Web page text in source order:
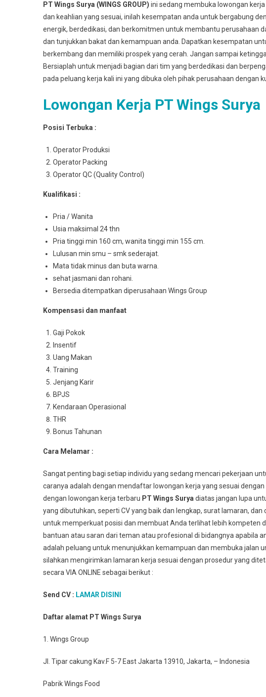
PT Wings Surya (WINGS GROUP) ini sedang membuka lowongan
dan keahlian yang sesuai, inilah kesempatan anda untuk bergabung
energik, berdedikasi, dan berkomitmen untuk membantu perusahaan
dan tunjukkan bakat dan kemampuan anda. Dapatkan kesempatan
berkembang dan memiliki prospek yang cerah. Jangan sampai
Bersiaplah untuk menjadi bagian dari tim yang berdedikasi dan
pada peluang kerja kali ini yang dibuka oleh pihak perusahaan dengan
Lowongan Kerja PT Wings Surya
Posisi Terbuka :
Operator Produksi
Operator Packing
Operator QC (Quality Control)
Kualifikasi :
Pria / Wanita
Usia maksimal 24 thn
Pria tinggi min 160 cm, wanita tinggi min 155 cm.
Lulusan min smu – smk sederajat.
Mata tidak minus dan buta warna.
sehat jasmani dan rohani.
Bersedia ditempatkan diperusahaan Wings Group
Kompensasi dan manfaat
Gaji Pokok
Insentif
Uang Makan
Training
Jenjang Karir
BPJS
Kendaraan Operasional
THR
Bonus Tahunan
Cara Melamar :
Sangat penting bagi setiap individu yang sedang mencari pekerjaan
caranya adalah dengan mendaftar lowongan kerja yang sesuai
dengan lowongan kerja terbaru PT Wings Surya diatas jangan lupa
yang dibutuhkan, seperti CV yang baik dan lengkap, surat lamaran,
untuk memperkuat posisi dan membuat Anda terlihat lebih kompeten
bantuan atau saran dari teman atau profesional di bidangnya apabila
adalah peluang untuk menunjukkan kemampuan dan membuka jalan
silahkan mengirimkan lamaran kerja sesuai dengan prosedur yang
secara VIA ONLINE sebagai berikut :
Send CV : LAMAR DISINI
Daftar alamat PT Wings Surya
1. Wings Group
Jl. Tipar cakung Kav.F 5-7 East Jakarta 13910, Jakarta, – Indonesia
Pabrik Wings Food